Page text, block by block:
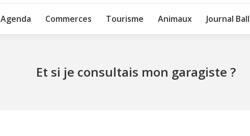
Agenda Commerces Tourisme Animaux Journal
Et si je consultais mon garagiste ?